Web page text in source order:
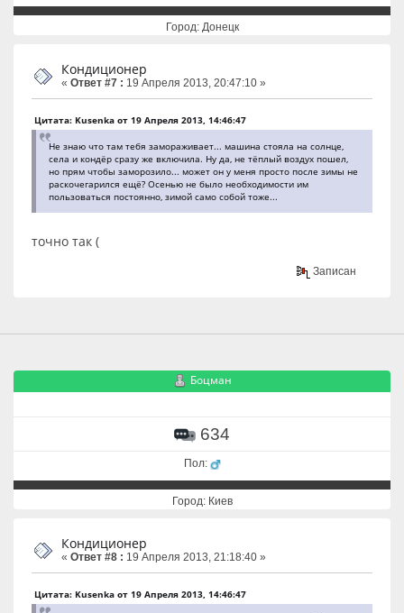
Город: Донецк
Кондиционер
« Ответ #7 : 19 Апреля 2013, 20:47:10 »
Цитата: Kusenka от 19 Апреля 2013, 14:46:47
Не знаю что там тебя замораживает... машина стояла на солнце,
села и кондёр сразу же включила. Ну да, не тёплый воздух пошел,
но прям чтобы заморозило... может он у меня просто после зимы не
раскочегарился ещё? Осенью не было необходимости им
пользоваться постоянно, зимой само собой тоже...
точно так (
Записан
Боцман
634
Пол:
Город: Киев
Кондиционер
« Ответ #8 : 19 Апреля 2013, 21:18:40 »
Цитата: Kusenka от 19 Апреля 2013, 14:46:47